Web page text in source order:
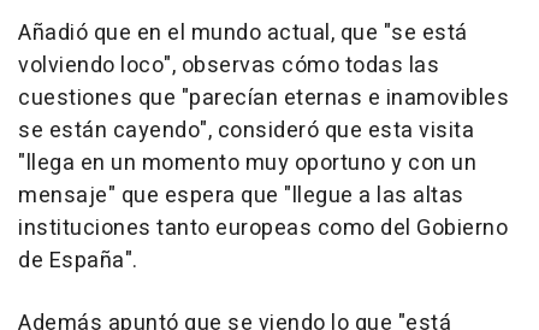
Añadió que en el mundo actual, que "se está
volviendo loco", observas cómo todas las
cuestiones que "parecían eternas e inamovibles
se están cayendo", consideró que esta visita
"llega en un momento muy oportuno y con un
mensaje" que espera que "llegue a las altas
instituciones tanto europeas como del Gobierno
de España".